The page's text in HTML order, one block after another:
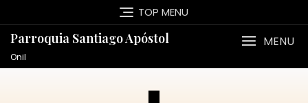
TOP MENU
Parroquia Santiago Apóstol
Onil
MENU